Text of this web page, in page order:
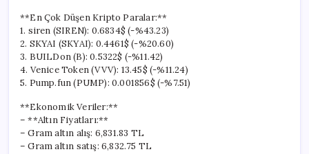
**En Çok Düşen Kripto Paralar:**
1. siren (SIREN): 0.6834$ (-%43.23)
2. SKYAI (SKYAI): 0.4461$ (-%20.60)
3. BUILDon (B): 0.5322$ (-%11.42)
4. Venice Token (VVV): 13.45$ (-%11.24)
5. Pump.fun (PUMP): 0.001856$ (-%7.51)
**Ekonomik Veriler:**
– **Altın Fiyatları:**
– Gram altın alış: 6,831.83 TL
– Gram altın satış: 6,832.75 TL